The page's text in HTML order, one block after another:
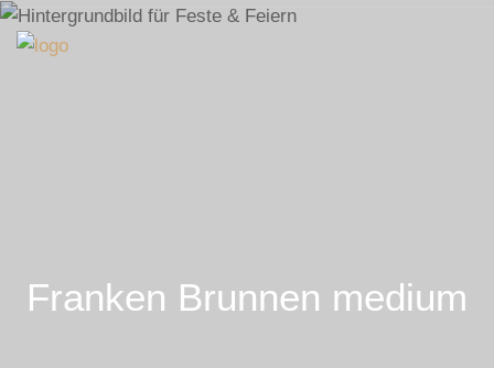
Franken Brunnen medium